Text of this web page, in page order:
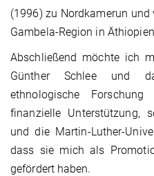
(1996) zu Nordkamerun und
Gambela-Region in
Abschließend möchte ich
Günther Schlee und
ethnologische
finanzielle Unterstützung,
und die Martin-Luther-
dass sie mich als
gefördert haben.